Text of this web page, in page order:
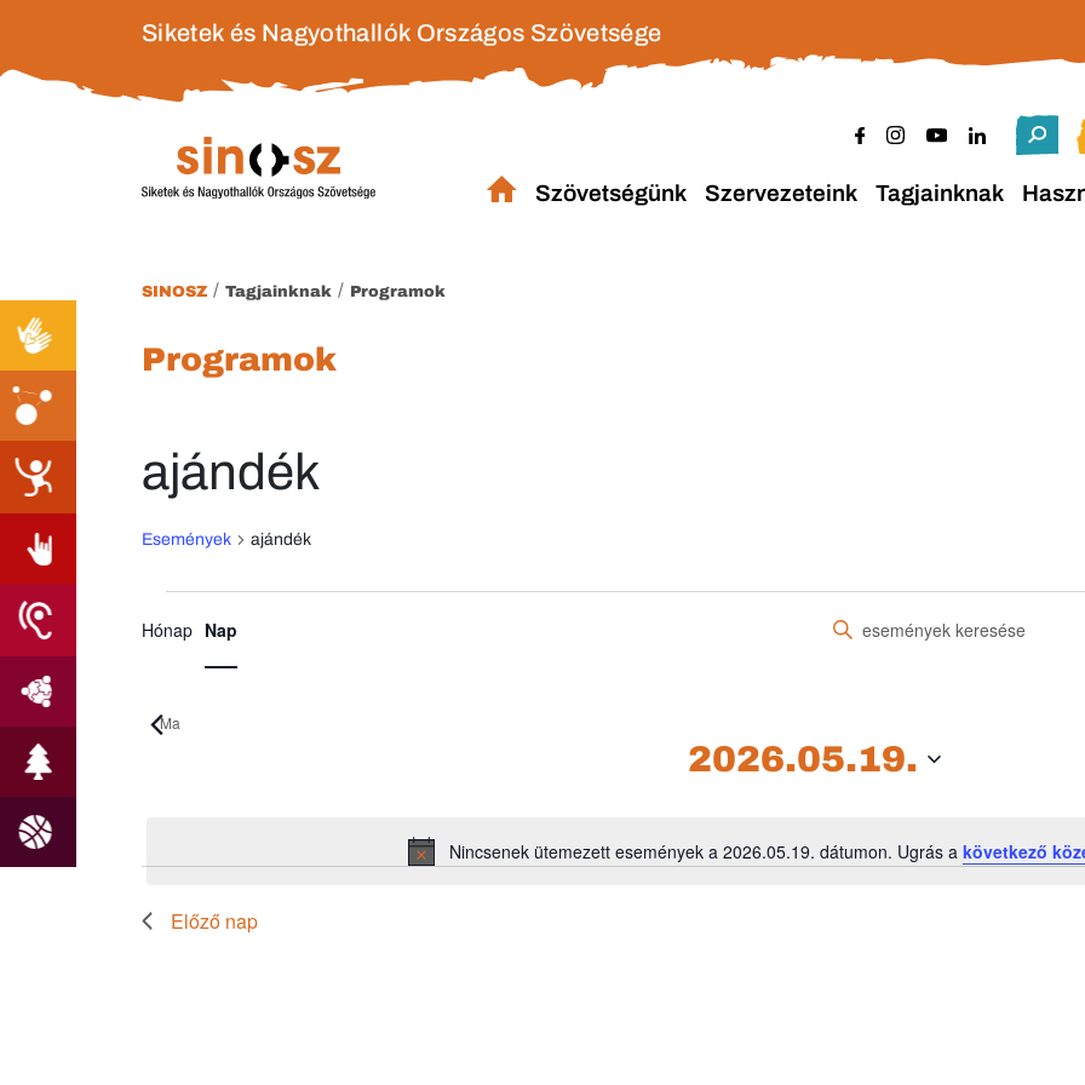
Siketek és Nagyothallók Országos Szövetsége
Szövetségünk Szervezeteink Tagjainknak
SINOSZ / Tagjainknak / Programok
Programok
ajándék
Események ajándék
Események
2026.05.19.
Notice
Nincsenek ütemezett események a 2026.05.19. dátumon. Ugrás a következő
Írja
meg
-
nézet
Hónap Nap
Ma
2026.05.19.
Előző nap